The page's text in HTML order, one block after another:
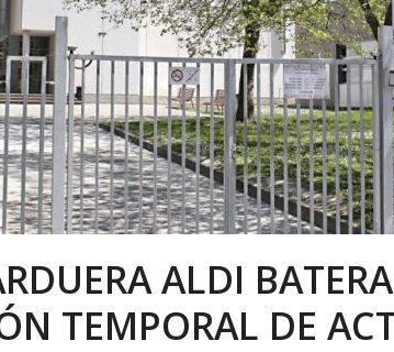
ALDI
TEMPORAL DE